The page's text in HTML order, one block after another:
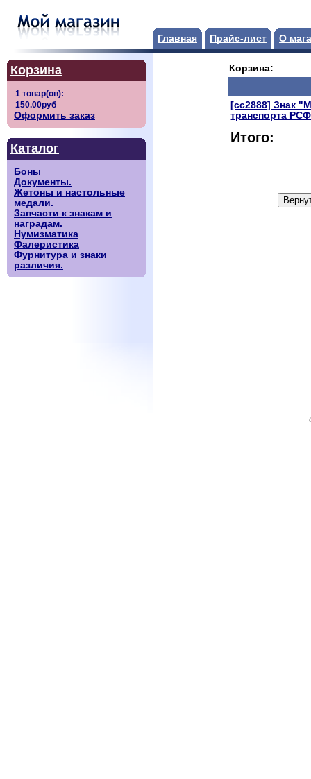
Главная Прайс-лист О
Корзина
Оформить заказ
Каталог
Боны
Документы.
Жетоны и настольные
медали.
Запчасти к знакам и
наградам.
Нумизматика
Фалеристика
Фурнитура и знаки
различия.
Корзина:
[сс2888] Знак
транспорта
Итого: